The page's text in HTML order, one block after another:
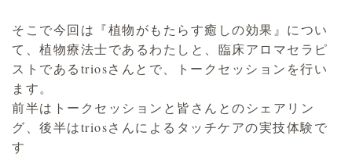
そこで今回は『植物がもたらす癒しの効果』につい
て、植物療法士であるわたしと、臨床アロマセラピ
ストであるtriosさんとで、トークセッションを行い
ます。
前半はトークセッションと皆さんとのシェアリン
グ、後半はtriosさんによるタッチケアの実技体験で
す